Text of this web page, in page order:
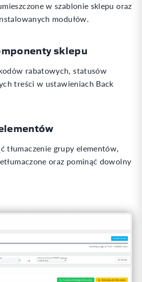
w szablonie sklepu oraz
modułów.
sklepu
rabatowych, statusów
treści w ustawieniach Back
tłumaczenie grupy elementów,
oraz pominąć dowolny